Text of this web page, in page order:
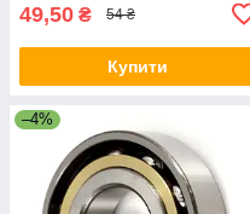
49,50 ₴ 54 ₴
Купити
–4%